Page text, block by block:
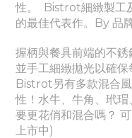
性。
Bistrot細緻製工
的最佳代表作。By 品
握柄與餐具前端的不銹
並手工細緻拋光以確保
Bistrot另有多款混合
性！水牛、牛角、玳
要更花俏和混合嗎？
上市中)